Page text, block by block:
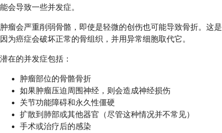
能会导致一些并发症。
肿瘤会严重削弱骨骼，即使是轻微的创伤也可能导致骨折。这是
因为癌症会破坏正常的骨组织，并用异常细胞取代它。
潜在的并发症包括：
肿瘤部位的骨骼骨折
如果肿瘤压迫周围神经，则会造成神经损伤
关节功能障碍和永久性僵硬
扩散到肺部或其他器官（尽管这种情况并不常见）
手术或治疗后的感染